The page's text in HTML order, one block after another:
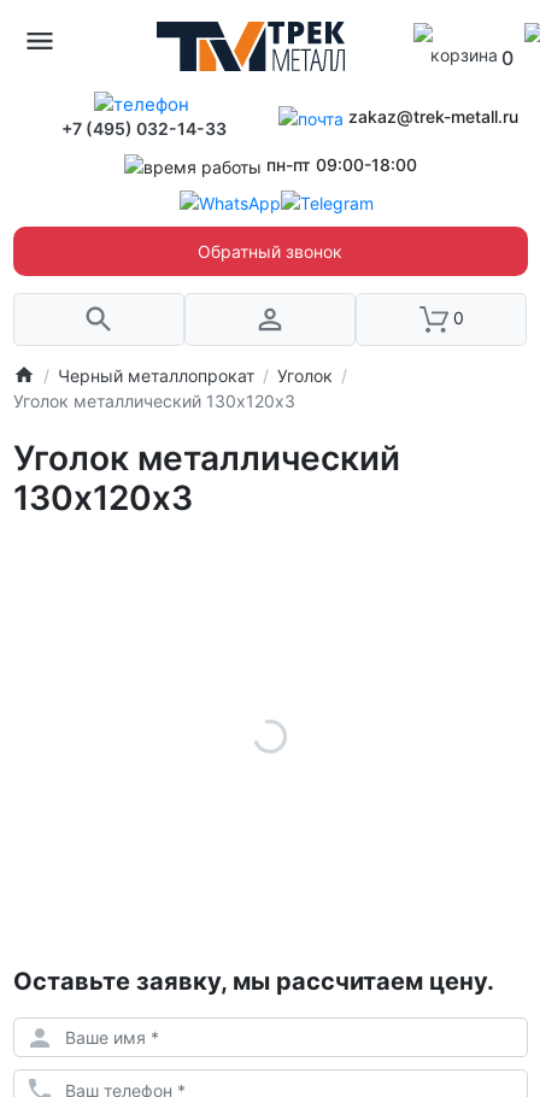
0
+7 (495) 032-14-33
zakaz@trek-metall.ru
пн-пт 09:00-18:00
Обратный звонок
0
Черный металлопрокат
Уголок
Уголок металлический 130х120х3
Уголок металлический
130х120х3
Оставьте заявку, мы рассчитаем цену.